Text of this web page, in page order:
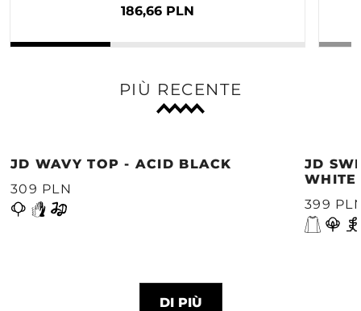
186,66 PLN
PIÙ RECENTE
JD WAVY TOP - ACID BLACK
309 PLN
JD
WHITE
399
DI PIÙ